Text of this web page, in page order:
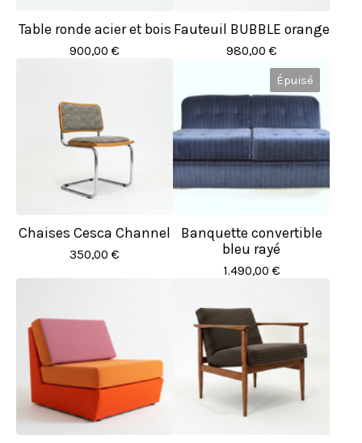
Table ronde acier et bois
900,00 €
Fauteuil BUBBLE orange
980,00 €
Chaises Cesca Channel
350,00 €
Épuisé
Banquette convertible
bleu rayé
1.490,00 €